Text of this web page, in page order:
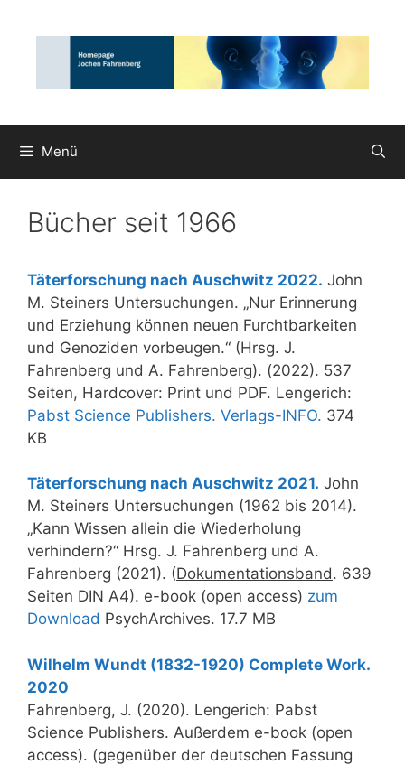
Inhalt
Menü
Bücher seit 1966
Täterforschung nach Auschwitz 2022. John
M. Steiners Untersuchungen. „Nur Erinnerung
und Erziehung können neuen Furchtbarkeiten
und Genoziden vorbeugen.“ (Hrsg. J.
Fahrenberg und A. Fahrenberg). (2022). 537
Seiten, Hardcover: Print und PDF. Lengerich:
Pabst Science Publishers. Verlags-INFO. 374
KB
Täterforschung nach Auschwitz 2021. John
M. Steiners Untersuchungen (1962 bis 2014).
„Kann Wissen allein die Wiederholung
verhindern?“ Hrsg. J. Fahrenberg und A.
Fahrenberg (2021). (Dokumentationsband. 639
Seiten DIN A4). e-book (open access) zum
Download PsychArchives. 17.7 MB
Wilhelm Wundt (1832-1920) Complete Work.
2020
Fahrenberg, J. (2020). Lengerich: Pabst
Science Publishers. Außerdem e-book (open
access). (gegenüber der deutschen Fassung